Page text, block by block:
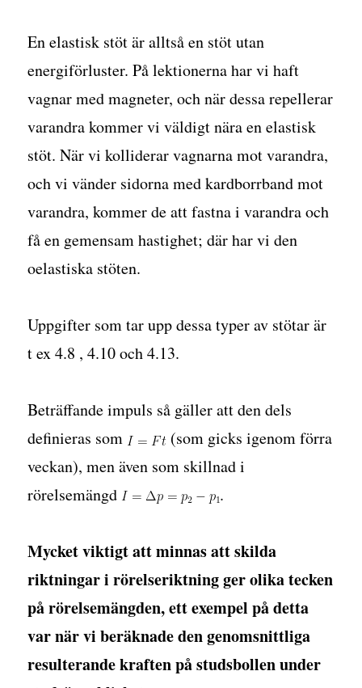
En elastisk stöt är alltså en stöt utan
energiförluster. På lektionerna har vi haft
vagnar med magneter, och när dessa repellerar
varandra kommer vi väldigt nära en elastisk
stöt. När vi kolliderar vagnarna mot varandra,
och vi vänder sidorna med kardborrband mot
varandra, kommer de att fastna i varandra och
få en gemensam hastighet; där har vi den
oelastiska stöten.
Uppgifter som tar upp dessa typer av stötar är
t ex 4.8 , 4.10 och 4.13.
Beträffande impuls så gäller att den dels
definieras som
(som gicks igenom förra
veckan), men även som skillnad i
rörelsemängd
.
Mycket viktigt att minnas att skilda
riktningar i rörelseriktning ger olika tecken
på rörelsemängden, ett exempel på detta
var när vi beräknade den genomsnittliga
resulterande kraften på studsbollen under